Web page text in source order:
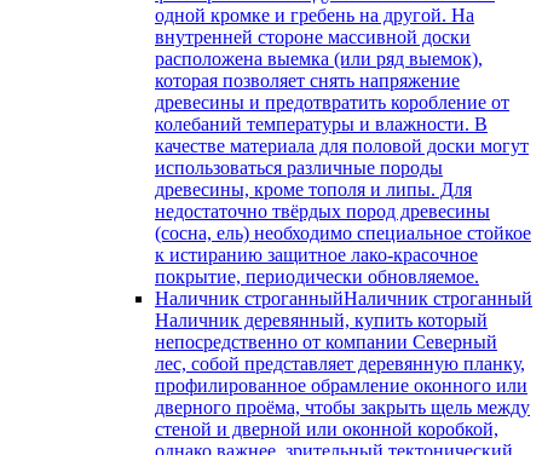
одной кромке и гребень на другой. На
внутренней стороне массивной доски
расположена выемка (или ряд выемок),
которая позволяет снять напряжение
древесины и предотвратить коробление от
колебаний температуры и влажности. В
качестве материала для половой доски могут
использоваться различные породы
древесины, кроме тополя и липы. Для
недостаточно твёрдых пород древесины
(сосна, ель) необходимо специальное стойкое
к истиранию защитное лако-красочное
покрытие, периодически обновляемое.
Наличник строганныйНаличник строганный
Наличник деревянный, купить который
непосредственно от компании Северный
лес, собой представляет деревянную планку,
профилированное обрамление оконного или
дверного проёма, чтобы закрыть щель между
стеной и дверной или оконной коробкой,
однако важнее, зрительный тектонический